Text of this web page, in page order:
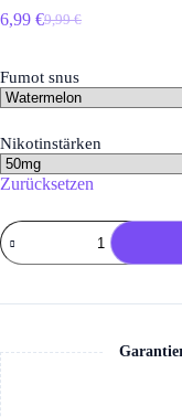
9,99€
Ursprünglicher
9,99 €
6,99 €Aktueller
6,99 €.
Fumot snus
Nikotinstärken
Zurücksetzen
Fumot
Original
Snus
Nikotinbeutel
Dose)
Menge